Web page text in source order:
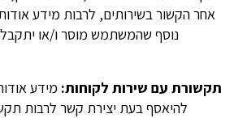
אחר הקשור בשירותים, לרבות מידע
נוסף שהמשתמש מוסר ו/או
תקשורת עם שירות לקוחות: מידע
להיאסף בעת יצירת קשר לרבות